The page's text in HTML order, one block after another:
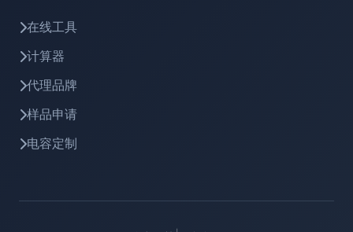
在线工具
计算器
代理品牌
样品申请
电容定制